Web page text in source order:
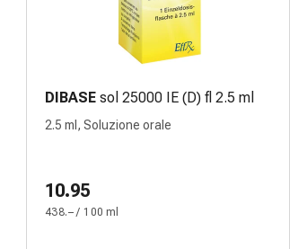
DIBASE sol 25000 IE (D) fl 2.5 ml
2.5 ml, Soluzione orale
10.95
438.– / 100 ml